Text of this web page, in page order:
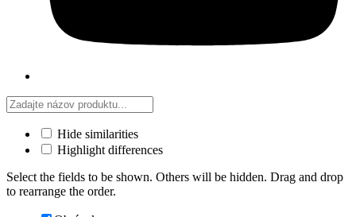
Hide similarities
Highlight differences
Select the fields to be shown. Others will be hidden. Drag and drop
to rearrange the order.